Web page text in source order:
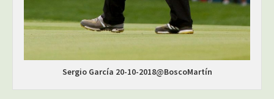
Sergio García 20-10-2018@BoscoMartín